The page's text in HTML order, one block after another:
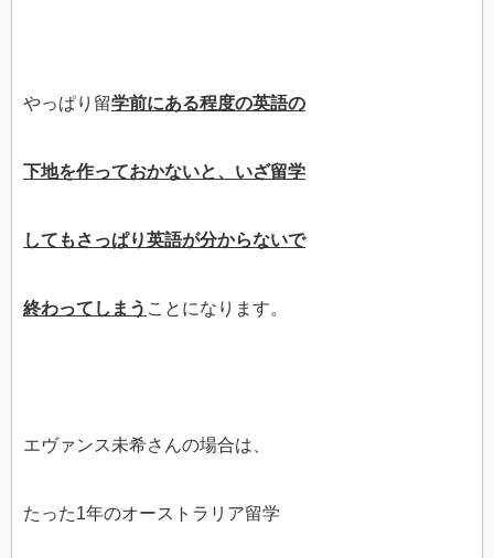
やっぱり留学前にある程度の英語の
下地を作っておかないと、いざ留学
してもさっぱり英語が分からないで
終わってしまう ことになります。
エヴァンス未希さんの場合は、
たった1年のオーストラリア留学